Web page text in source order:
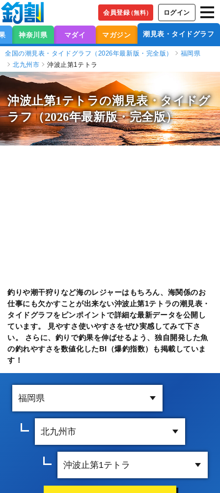
会員登録（無料） ログイン
神奈川県 マダイ マガジン 潮見表・タイドグラフ
全国の潮見表・タイドグラフ（2026年最新版・完全版）
福岡県
北九州市
沖波止第1テトラ
沖波止第1テトラの潮見表・タイドグ
ラフ（2026年最新版・完全版）
釣りや潮干狩りなど海のレジャーはもちろん、海関係のお
仕事にも欠かすことが出来ない沖波止第1テトラの潮見表・
タイドグラフをピンポイントで詳細な最新データを公開し
ています。 見やすさ使いやすさをぜひ実感してみて下さ
い。 さらに、釣りで釣果を伸ばせるよう、独自開発した魚
の釣れやすさを数値化したBI（爆釣指数）も掲載していま
す！